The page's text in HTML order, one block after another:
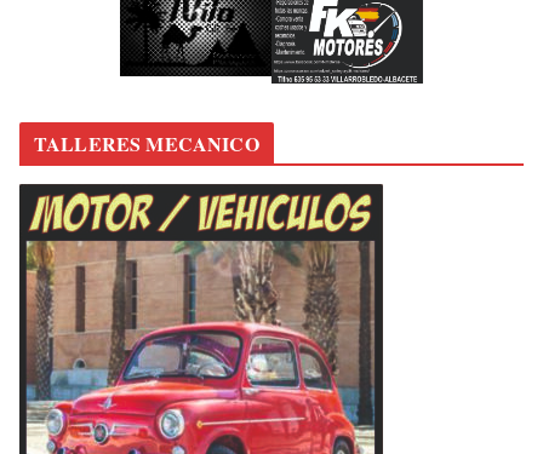
TALLERES MECANICO